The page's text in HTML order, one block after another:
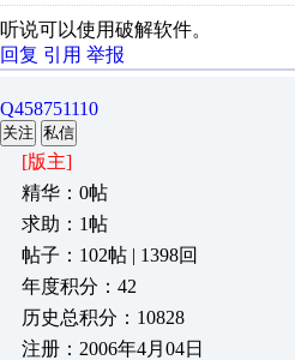
听说可以使用破解软件。
回复 引用 举报
Q458751110
关注 私信
[版主]
精华：0帖
求助：1帖
帖子：102帖 | 1398回
年度积分：42
历史总积分：10828
注册：2006年4月04日